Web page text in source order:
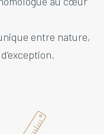
entre nature,